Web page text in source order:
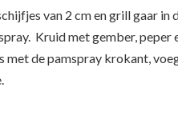
van 2 cm en grill gaar in
Kruid met gember, peper
de pamspray krokant,